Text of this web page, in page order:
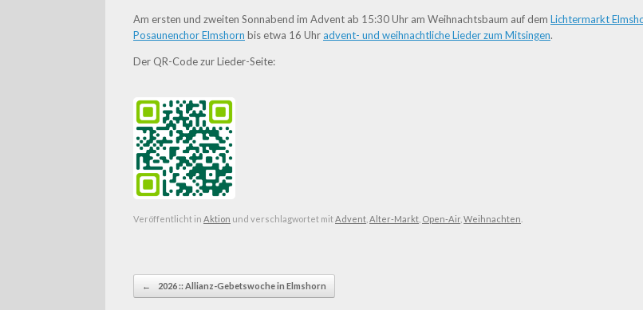
Am ersten und zweiten Sonnabend im Advent ab 15:30 Uhr am Weihnachtsbaum auf dem Lichtermarkt
Posaunenchor Elmshorn bis etwa 16 Uhradvent- und weihnachtliche Lieder zum Mitsingen.
Der QR-Code zur Lieder-Seite:
Veröffentlicht in Aktion und verschlagwortet mit Advent Alter-Markt Open-Air Weihnachten
Beitragsnavigation
← 2026 :: Allianz-Gebetswoche in Elmshorn